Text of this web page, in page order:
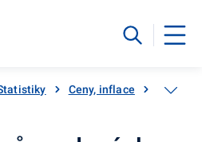
Ceny, inflace Ceny